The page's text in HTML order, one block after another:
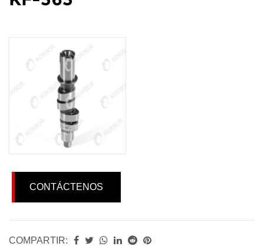
CONTÁCTENOS
COMPARTIR: